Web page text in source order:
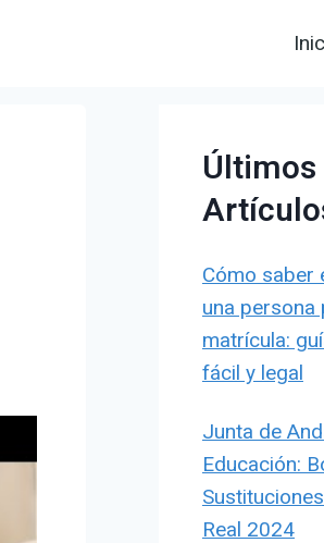
Últimos
Cómo saber
una persona
matrícula:
fácil y legal
Junta de
Educación:
Real 2024